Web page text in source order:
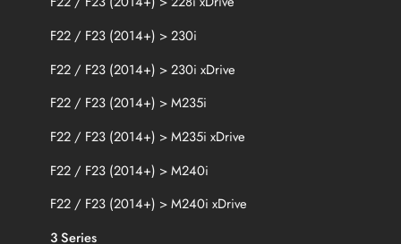
F
3
6
F
2
5
2
L
n
F22 / F23 (2014+) > 230i
F22 / F23 (2014+) > 230i xDrive
F22 / F23 (2014+) > M235i
F22 / F23 (2014+) > M235i xDrive
F22 / F23 (2014+) > M240i
F22 / F23 (2014+) > M240i xDrive
3 Series